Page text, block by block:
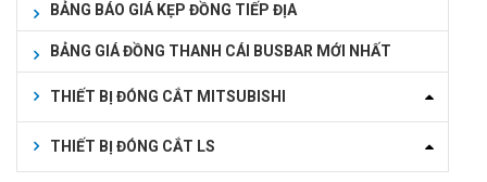
BẢNG BÁO GIÁ KẸP ĐỒNG TIẾP ĐỊA
BẢNG GIÁ ĐỒNG THANH CÁI BUSBAR MỚI NHẤT
THIẾT BỊ ĐÓNG CẮT MITSUBISHI
THIẾT BỊ ĐÓNG CẮT LS